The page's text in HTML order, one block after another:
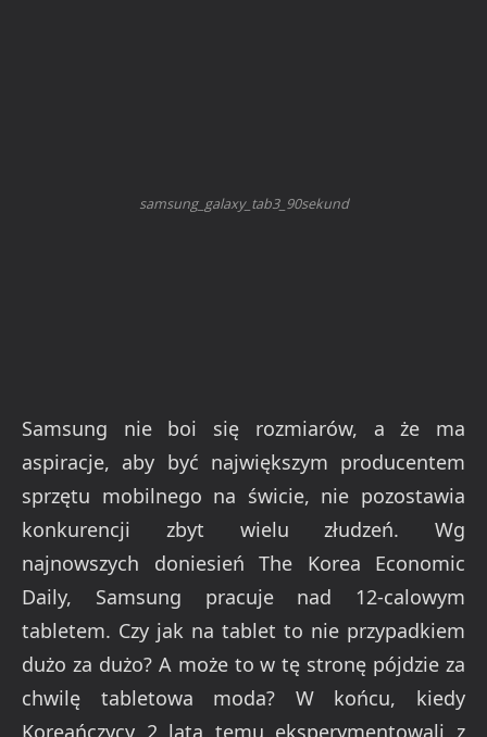
samsung_galaxy_tab3_90sekund
Samsung nie boi się rozmiarów, a że ma
aspiracje, aby być największym producentem
sprzętu mobilnego na świcie, nie pozostawia
konkurencji zbyt wielu złudzeń. Wg
najnowszych doniesień The Korea Economic
Daily, Samsung pracuje nad 12-calowym
tabletem. Czy jak na tablet to nie przypadkiem
dużo za dużo? A może to w tę stronę pójdzie za
chwilę tabletowa moda? W końcu, kiedy
Koreańczycy 2 lata temu eksperymentowali z